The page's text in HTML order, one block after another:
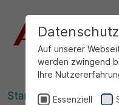
Startseite Ansicht
Auf unserer
werden zwingend
Ihre
Essenziell